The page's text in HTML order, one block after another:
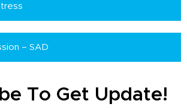
– SAD
To Get Update!